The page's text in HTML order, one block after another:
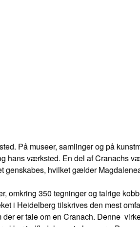
På museer, samlinger og på
hans værksted. En del af Cranachs
genskabes, hvilket gælder
350 tegninger og talrige
i Heidelberg tilskrives den mest
er tale om en Cranach. Denne